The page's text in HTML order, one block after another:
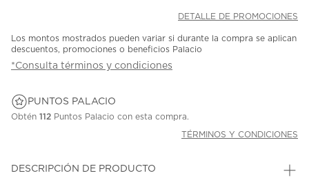
DETALLE DE PROMOCIONES
Los montos mostrados pueden variar si durante la compra se aplican
descuentos, promociones o beneficios Palacio
*Consulta términos y condiciones
PUNTOS PALACIO
Obtén 112 Puntos Palacio con esta compra.
TÉRMINOS Y CONDICIONES
DESCRIPCIÓN DE PRODUCTO